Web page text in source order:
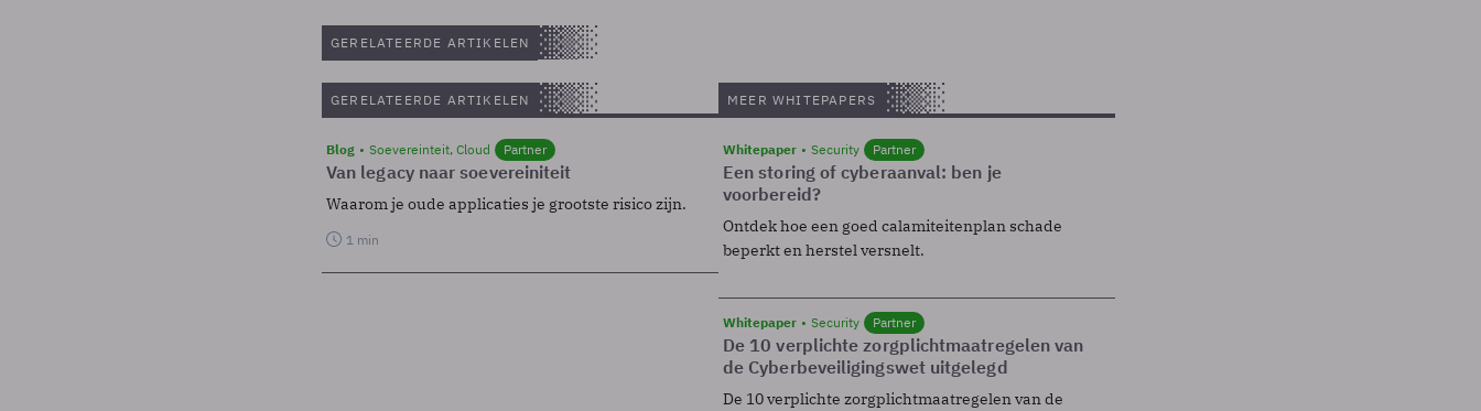
GERELATEERDE ARTIKELEN
GERELATEERDE ARTIKELEN
Blog Soevereinteit, Cloud Partner
Van legacy naar soevereiniteit
Waarom je oude applicaties je grootste risico zijn.
1 min
MEER WHITEPAPERS
Whitepaper Security Partner
Een storing of cyberaanval: ben je
voorbereid?
Ontdek hoe een goed calamiteitenplan schade
beperkt en herstel versnelt.
Whitepaper Security Partner
De 10 verplichte zorgplichtmaatregelen van
de Cyberbeveiligingswet uitgelegd
De 10 verplichte zorgplichtmaatregelen van de